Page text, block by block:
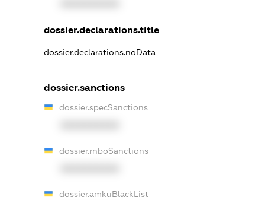
dossier.declarations.title
dossier.declarations.noData
dossier.sanctions
dossier.specSanctions
dossier.rnboSanctions
dossier.amkuBlackList